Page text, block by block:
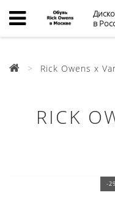
в
Rick Owens x
RICK
-